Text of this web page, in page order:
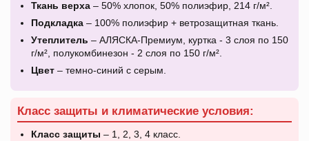
Ткань верха – 50% хлопок, 50% полиэфир, 214 г/м².
Подкладка – 100% полиэфир + ветрозащитная ткань.
Утеплитель – АЛЯСКА-Премиум, куртка - 3 слоя по 150
г/м², полукомбинезон - 2 слоя по 150 г/м².
Цвет – темно-синий с серым.
Класс защиты и климатические условия:
Класс защиты – 1, 2, 3, 4 класс.